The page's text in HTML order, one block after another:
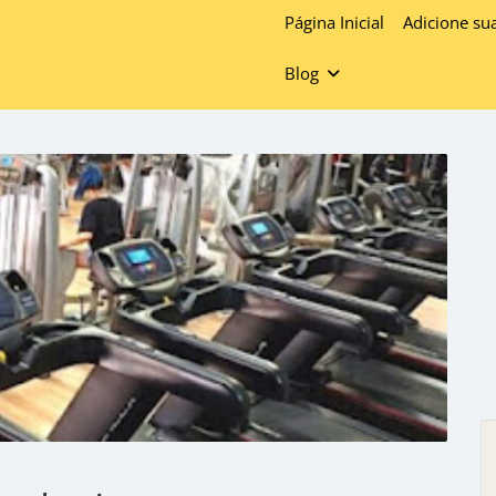
Página Inicial Adicione
Blog